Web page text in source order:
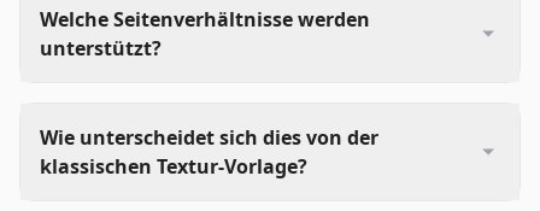
Welche Seitenverhältnisse werden
unterstützt?
Wie unterscheidet sich dies von der
klassischen Textur-Vorlage?